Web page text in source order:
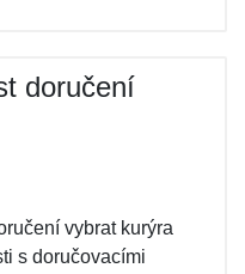
doručení
vybrat kurýra
s doručovacími